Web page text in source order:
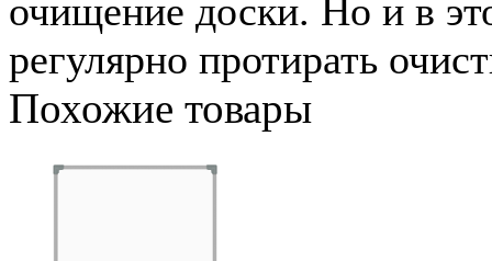
очищение доски. Но и в
регулярно протирать
Похожие товары